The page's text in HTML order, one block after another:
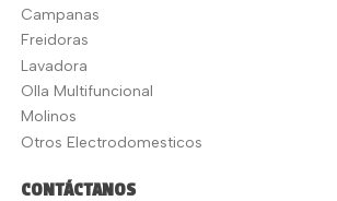
Campanas
Freidoras
Lavadora
Olla Multifuncional
Molinos
Otros Electrodomesticos
CONTÁCTANOS